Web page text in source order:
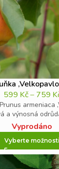
599 Kč– 759
armeniaca
a výnosná
Vyprodáno
Vyberte možnosti